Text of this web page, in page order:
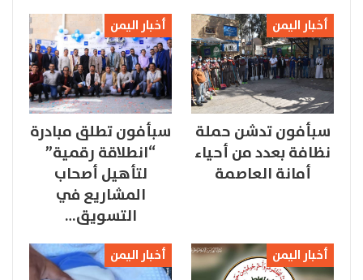
أخبار اليمن
سبأفون تدشن حملة
نظافة بعدد من أحياء
أمانة العاصمة
أخبار اليمن
سبأفون تطلق مبادرة
“انطلاقة رقمية”
لتأهيل أصحاب
المشاريع في
التسويق…
أخبار اليمن أخبار اليمن